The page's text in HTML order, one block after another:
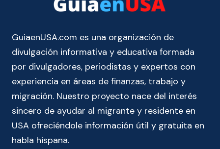
GuiaenUSA.com es una organización de
divulgación informativa y educativa formada
por divulgadores, periodistas y expertos con
experiencia en áreas de finanzas, trabajo y
migración. Nuestro proyecto nace del interés
sincero de ayudar al migrante y residente en
USA ofreciéndole información útil y gratuita en
habla hispana.